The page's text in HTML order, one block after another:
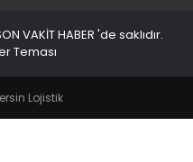
VAKİT HABER 'de saklıdır.
Teması
Lojistik